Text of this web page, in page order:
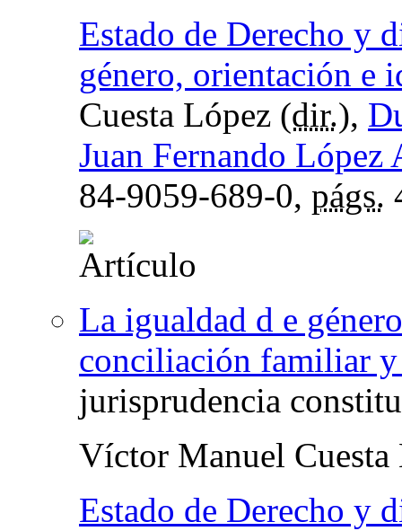
Estado de Derecho y
género, orientación e
Cuesta López (dir.),
Juan Fernando López
84-9059-689-0, págs.
La igualdad d e
conciliación familiar
jurisprudencia
Víctor Manuel Cuesta
Estado de Derecho y